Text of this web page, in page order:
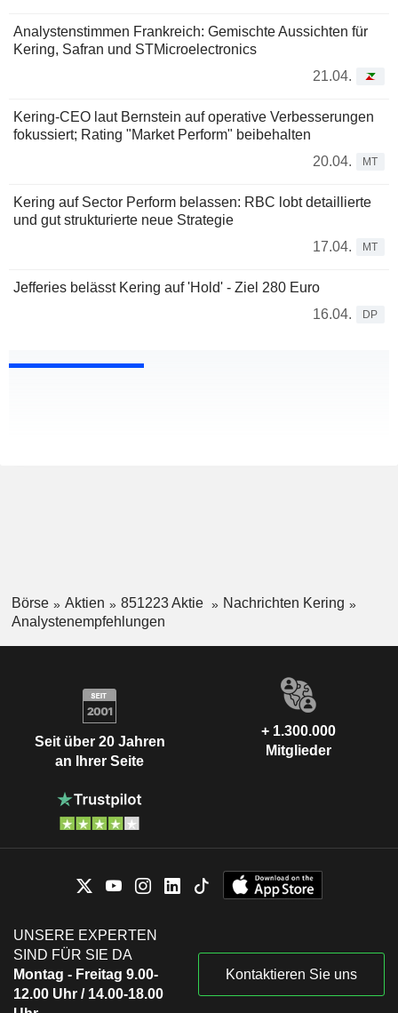
Analystenstimmen Frankreich: Gemischte Aussichten für
Kering, Safran und STMicroelectronics
21.04.
Kering-CEO laut Bernstein auf operative Verbesserungen
fokussiert; Rating "Market Perform" beibehalten
20.04.
MT
Kering auf Sector Perform belassen: RBC lobt detaillierte
und gut strukturierte neue Strategie
17.04.
MT
Jefferies belässt Kering auf 'Hold' - Ziel 280 Euro
16.04.
DP
Börse Aktien 851223 Aktie
Nachrichten Kering
Analystenempfehlungen
Seit über 20 Jahren
an Ihrer Seite
+ 1.300.000
Mitglieder
UNSERE EXPERTEN
SIND FÜR SIE DA
Montag - Freitag 9.00-
12.00 Uhr / 14.00-18.00
Kontaktieren Sie uns